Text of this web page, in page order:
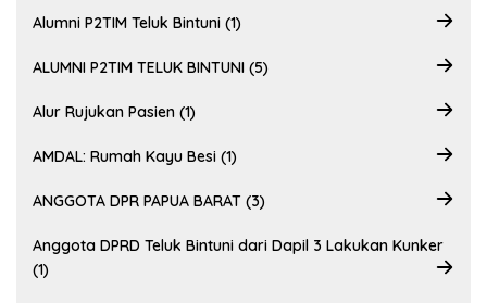
Alumni P2TIM Teluk Bintuni (1)
ALUMNI P2TIM TELUK BINTUNI (5)
Alur Rujukan Pasien (1)
AMDAL: Rumah Kayu Besi (1)
ANGGOTA DPR PAPUA BARAT (3)
Anggota DPRD Teluk Bintuni dari Dapil 3 Lakukan Kunker
(1)